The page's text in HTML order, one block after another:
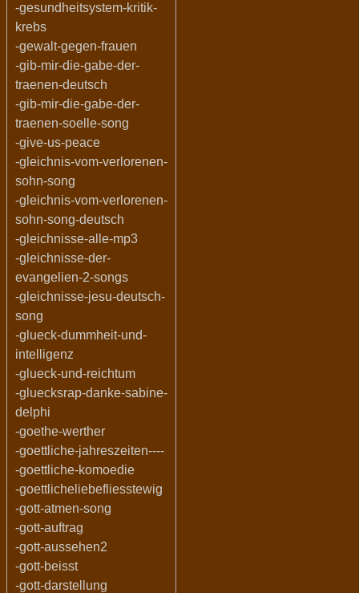
-gesundheitsystem-kritik-
krebs
-gewalt-gegen-frauen
-gib-mir-die-gabe-der-
traenen-deutsch
-gib-mir-die-gabe-der-
traenen-soelle-song
-give-us-peace
-gleichnis-vom-verlorenen-
sohn-song
-gleichnis-vom-verlorenen-
sohn-song-deutsch
-gleichnisse-alle-mp3
-gleichnisse-der-
evangelien-2-songs
-gleichnisse-jesu-deutsch-
song
-glueck-dummheit-und-
intelligenz
-glueck-und-reichtum
-gluecksrap-danke-sabine-
delphi
-goethe-werther
-goettliche-jahreszeiten----
-goettliche-komoedie
-goettlicheliebefliesstewig
-gott-atmen-song
-gott-auftrag
-gott-aussehen2
-gott-beisst
-gott-darstellung